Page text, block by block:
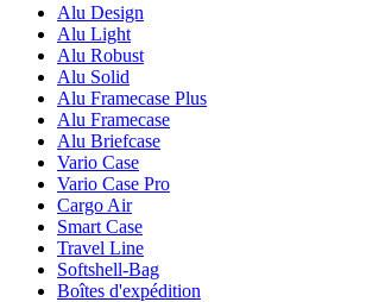
Alu Design
Alu Light
Alu Robust
Alu Solid
Alu Framecase Plus
Alu Framecase
Alu Briefcase
Vario Case
Vario Case Pro
Cargo Air
Smart Case
Travel Line
Softshell-Bag
Boîtes d'expédition